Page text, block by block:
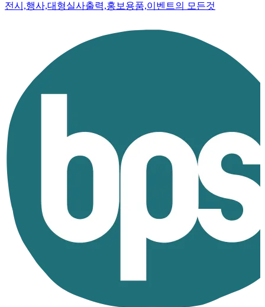
전시,행사,대형실사출력,홍보용품,이벤트의 모든것